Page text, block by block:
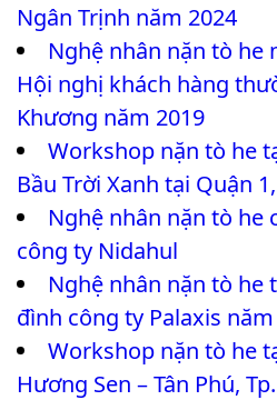
Ngân Trịnh năm 2024
Nghệ nhân nặn tò he
Hội nghị khách hàng
Khương năm 2019
Workshop nặn tò he
Bầu Trời Xanh tại Quận
Nghệ nhân nặn tò he
công ty Nidahul
Nghệ nhân nặn tò he
đình công ty Palaxis
Workshop nặn tò he
Hương Sen – Tân Phú,